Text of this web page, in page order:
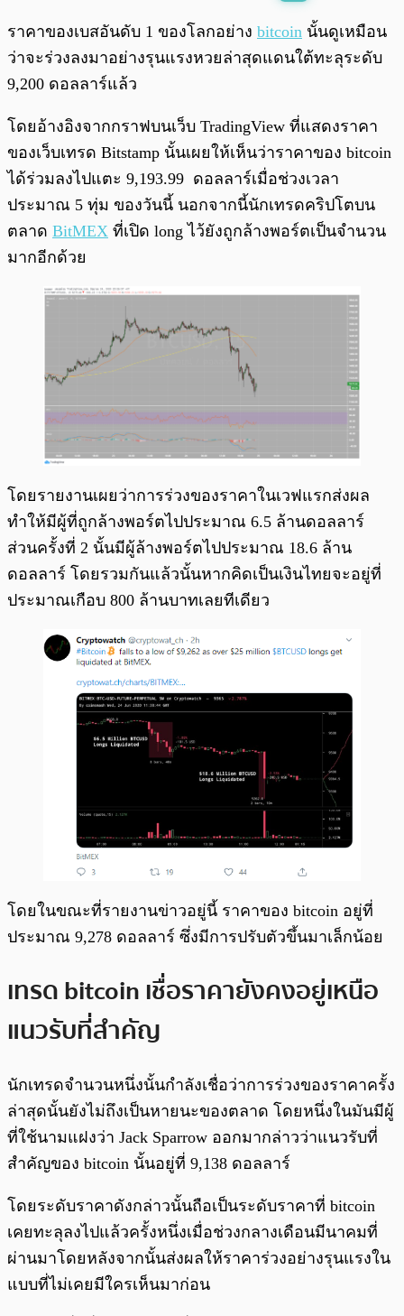
0:00 0:00
ราคาของเบสอันดับ 1 ของโลกอย่าง bitcoin นั้นดูเหมือน
ว่าจะร่วงลงมาอย่างรุนแรงหวยล่าสุดแดนใต้ทะลุระดับ
9,200 ดอลลาร์แล้ว
โดยอ้างอิงจากกราฟบนเว็บ TradingView ที่แสดงราคา
ของเว็บเทรด Bitstamp นั้นเผยให้เห็นว่าราคาของ bitcoin
ได้ร่วมลงไปแตะ 9,193.99 ดอลลาร์เมื่อช่วงเวลา
ประมาณ 5 ทุ่ม ของวันนี้ นอกจากนี้นักเทรดคริปโตบน
ตลาด BitMEX ที่เปิด long ไว้ยังถูกล้างพอร์ตเป็นจำนวน
มากอีกด้วย
โดยรายงานเผยว่าการร่วงของราคาในเวฟแรกส่งผล
ทำให้มีผู้ที่ถูกล้างพอร์ตไปประมาณ 6.5 ล้านดอลลาร์
ส่วนครั้งที่ 2 นั้นมีผู้ล้างพอร์ตไปประมาณ 18.6 ล้าน
ดอลลาร์ โดยรวมกันแล้วนั้นหากคิดเป็นเงินไทยจะอยู่ที่
ประมาณเกือบ 800 ล้านบาทเลยทีเดียว
โดยในขณะที่รายงานข่าวอยู่นี้ ราคาของ bitcoin อยู่ที่
ประมาณ 9,278 ดอลลาร์ ซึ่งมีการปรับตัวขึ้นมาเล็กน้อย
เทรด bitcoin เชื่อราคายังคงอยู่เหนือ
แนวรับที่สำคัญ
นักเทรดจำนวนหนึ่งนั้นกำลังเชื่อว่าการร่วงของราคาครั้ง
ล่าสุดนั้นยังไม่ถึงเป็นหายนะของตลาด โดยหนึ่งในมันมีผู้
ที่ใช้นามแฝงว่า Jack Sparrow ออกมากล่าวว่าแนวรับที่
สำคัญของ bitcoin นั้นอยู่ที่ 9,138 ดอลลาร์
โดยระดับราคาดังกล่าวนั้นถือเป็นระดับราคาที่ bitcoin
เคยทะลุลงไปแล้วครั้งหนึ่งเมื่อช่วงกลางเดือนมีนาคมที่
ผ่านมาโดยหลังจากนั้นส่งผลให้ราคาร่วงอย่างรุนแรงใน
แบบที่ไม่เคยมีใครเห็นมาก่อน